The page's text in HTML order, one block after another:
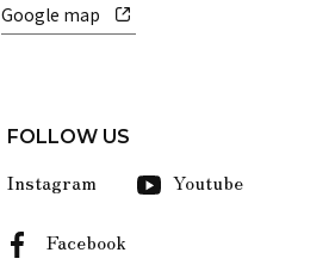
Google map
FOLLOW US
Instagram Youtube
Facebook